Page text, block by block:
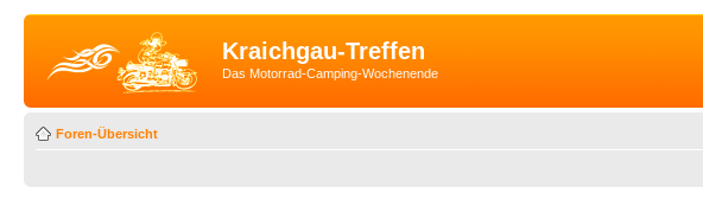
Kraichgau-Treffen
Das Motorrad-Camping-Wochenende
Foren-Übersicht